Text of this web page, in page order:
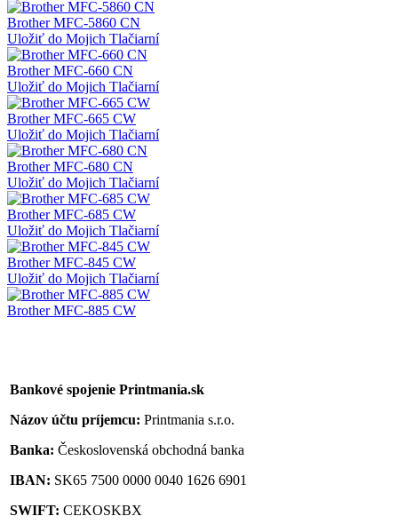
Brother MFC-5860 CN
Uložiť do Mojich Tlačiarní
Brother MFC-660 CN
Uložiť do Mojich Tlačiarní
Brother MFC-665 CW
Uložiť do Mojich Tlačiarní
Brother MFC-680 CN
Uložiť do Mojich Tlačiarní
Brother MFC-685 CW
Uložiť do Mojich Tlačiarní
Brother MFC-845 CW
Uložiť do Mojich Tlačiarní
Brother MFC-885 CW
Bankové spojenie Printmania.sk
Názov účtu príjemcu: Printmania s.r.o.
Banka: Československá obchodná banka
IBAN: SK65 7500 0000 0040 1626 6901
SWIFT: CEKOSKBX